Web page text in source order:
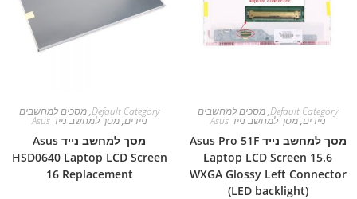
Default Category
,מסכים למחשבים
ניידים,מסך למחשב נייד Asus
מסך למחשב נייד Asus Pro 51F
Laptop LCD Screen 15.6
WXGA Glossy Left Connector
(LED backlight)
Default Category
,מסכים למחשבים
ניידים,מסך למחשב נייד Asus
מסך למחשב נייד Asus
HSD0640 Laptop LCD Screen
16 Replacement